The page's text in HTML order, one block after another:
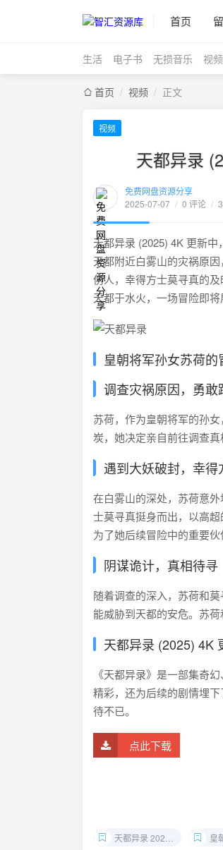
首页
生活 电子书 无损音乐 视频
首页 / 视频 / 正文
视频
天都异录
免费网盘资源分享
2025-07-07 / 0 评论 /
天都异录 (2025) 4K 更新
天都附近白雾山的灾祸原
伤人，幸得方士莫寻真的
天都于水火，一场冒险即将
皇朝将军孙女苏荷的
调查灾祸原因，勇敢
苏荷，作为皇朝将军的孙
炭，她决定亲自前往调查
遇到大妖破封，幸
在白雾山的深处，苏荷意
士莫寻真挺身而出，以高
为了她后续冒险中的重要伙
阴谋诡计，真相待寻
随着调查的深入，苏荷和
能威胁到天都的安危。苏
天都异录 (2025) 4K
《天都异录》是一部集奇
精彩，还为后续的剧情埋
待不已。
点此下载
天都异录 2025 4K 更新EP08 皇朝